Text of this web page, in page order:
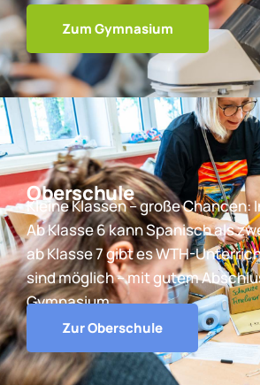
Zum Gymnasium
Oberschule
Kleine Klassen – große
Ab Klasse 6 kann Spanisch als
ab Klasse 7 gibt es WTH-
sind möglich – mit gutem
Gymnasium.
Zur Oberschule